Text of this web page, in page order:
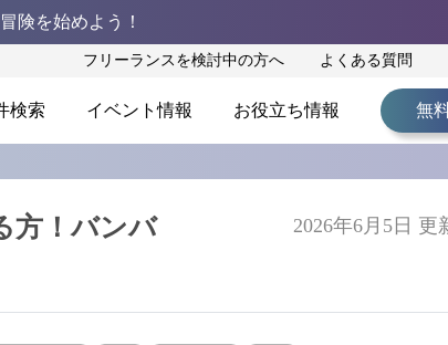
険を始めよう！
フリーランスを検討中の方へ よくある質問
検索 イベント情報 お役立ち情報 無
方！バンバ
2026年6月5日 更